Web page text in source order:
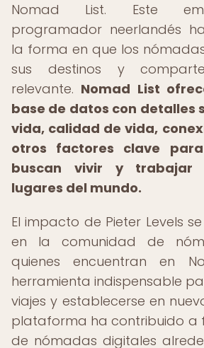
Nomad List. Este
programador neerlandés
la forma en que los
sus destinos y
relevante. Nomad List
base de datos con detalles
vida, calidad de vida,
otros factores clave
buscan vivir y trabajar
lugares del mundo.
El impacto de Pieter Levels
en la comunidad de
quienes encuentran en
herramienta indispensable
viajes y establecerse en
plataforma ha contribuido a
de nómadas digitales